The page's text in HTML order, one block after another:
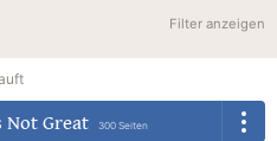
Filter anzeigen
Not Great 300 Seiten